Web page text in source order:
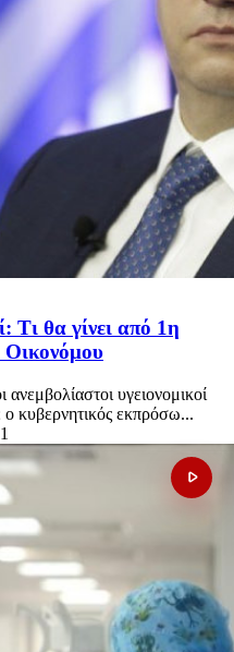
Τι θα γίνει από 1η
Οικονόμου
υγειονομικοί
κυβερνητικός εκπρόσω...